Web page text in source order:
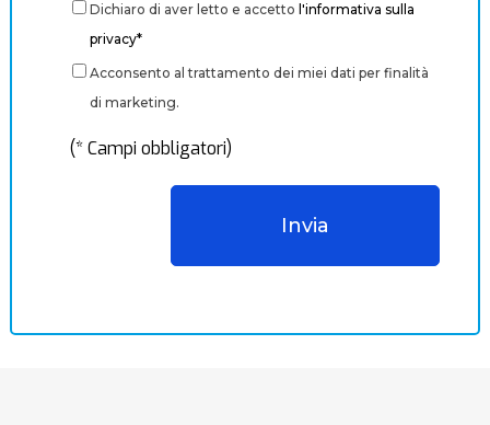
Dichiaro di aver letto e accetto l'informativa sulla
privacy*
Acconsento al trattamento dei miei dati per finalità
di marketing.
(* Campi obbligatori)